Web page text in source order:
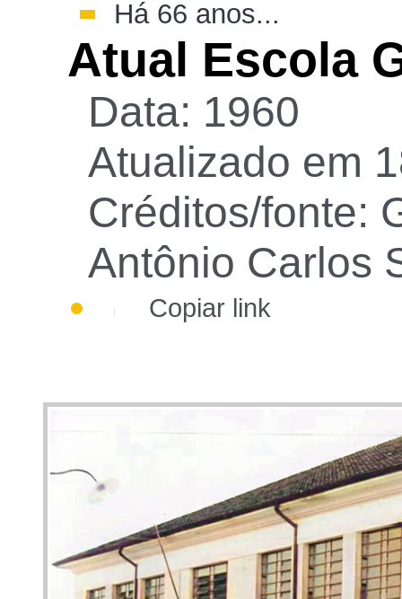
Há 66 anos...
Atual Escola
Data: 1960
Atualizado em
Créditos/fonte:
Antônio Carlos
Copiar link